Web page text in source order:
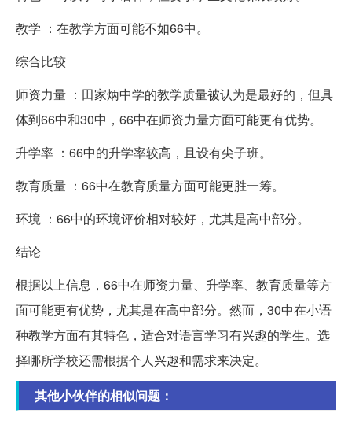
教学 ：在教学方面可能不如66中。
综合比较
师资力量 ：田家炳中学的教学质量被认为是最好的，但具
体到66中和30中，66中在师资力量方面可能更有优势。
升学率 ：66中的升学率较高，且设有尖子班。
教育质量 ：66中在教育质量方面可能更胜一筹。
环境 ：66中的环境评价相对较好，尤其是高中部分。
结论
根据以上信息，66中在师资力量、升学率、教育质量等方
面可能更有优势，尤其是在高中部分。然而，30中在小语
种教学方面有其特色，适合对语言学习有兴趣的学生。选
择哪所学校还需根据个人兴趣和需求来决定。
其他小伙伴的相似问题：